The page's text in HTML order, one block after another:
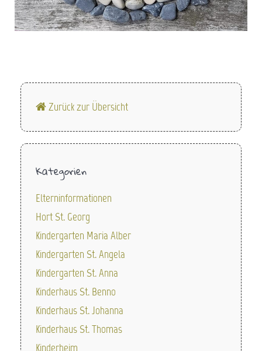
Zurück zur Übersicht
Kategorien
Elterninformationen
Hort St. Georg
Kindergarten Maria Alber
Kindergarten St. Angela
Kindergarten St. Anna
Kinderhaus St. Benno
Kinderhaus St. Johanna
Kinderhaus St. Thomas
Kinderheim